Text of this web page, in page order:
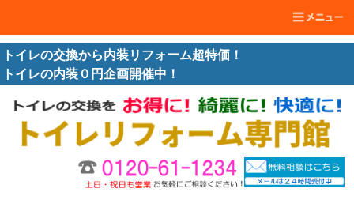
トイレの交換から内装リフォーム超特価！
トイレの内装０円企画開催中！